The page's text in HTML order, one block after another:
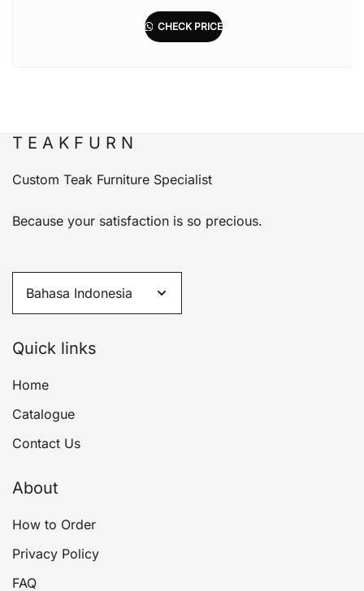
CHECK PRICE
T E A K F U R N
Custom Teak Furniture Specialist
Because your satisfaction is so precious.
Quick links
Home
Catalogue
Contact Us
About
How to Order
Privacy Policy
FAQ